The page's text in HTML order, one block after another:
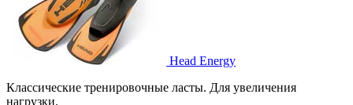
Head Energy
Классические тренировочные ласты. Для увеличения
нагрузки.